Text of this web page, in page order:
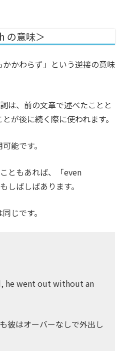
の意味＞
かかわらず」という逆接の意味
は、前の文章で述べたことと
が後に続く際に使われます。
能です。
ともあれば、「even
しばしばあります。
じです。
he went out without an
彼はオーバーなしで外出し